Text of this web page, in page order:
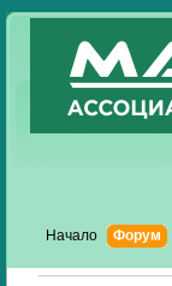
Начало Форум